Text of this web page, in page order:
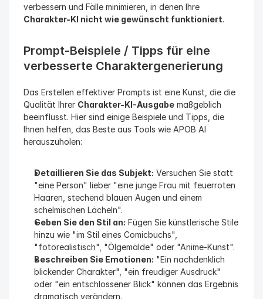
Charakter-KI nicht wie gewünscht funktioniert.
Prompt-Beispiele / Tipps für eine
verbesserte Charaktergenerierung
Das Erstellen effektiver Prompts ist eine Kunst, die die
Qualität Ihrer Charakter-KI-Ausgabe maßgeblich
beeinflusst. Hier sind einige Beispiele und Tipps, die
Ihnen helfen, das Beste aus Tools wie APOB AI
herauszuholen:
Detaillieren Sie das Subjekt: Versuchen Sie statt
"eine Person" lieber "eine junge Frau mit feuerroten
Haaren, stechend blauen Augen und einem
schelmischen Lächeln".
Geben Sie den Stil an: Fügen Sie künstlerische Stile
hinzu wie "im Stil eines Comicbuchs",
"fotorealistisch", "Ölgemälde" oder "Anime-Kunst".
Beschreiben Sie Emotionen: "Ein nachdenklich
blickender Charakter", "ein freudiger Ausdruck"
oder "ein entschlossener Blick" können das Ergebnis
dramatisch verändern.